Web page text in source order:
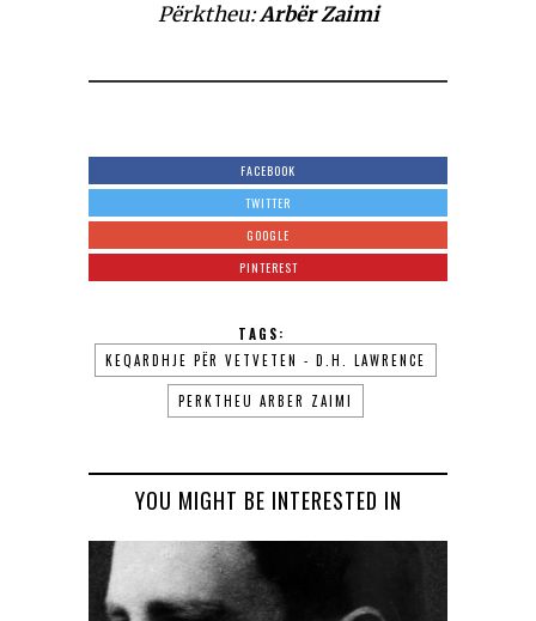
Përktheu:Arbër Zaimi
FACEBOOK
TWITTER
GOOGLE
PINTEREST
TAGS:
KEQARDHJE PËR VETVETEN - D.H. LAWRENCE
PERKTHEU ARBER ZAIMI
YOU MIGHT BE INTERESTED IN